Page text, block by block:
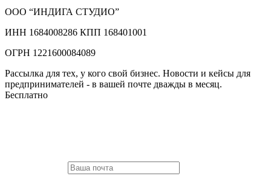
ООО “ИНДИГА СТУДИО”
ИНН 1684008286 КПП 168401001
ОГРН 1221600084089
Рассылка для тех, у кого свой бизнес. Новости и кейсы для
предпринимателей - в вашей почте дважды в месяц.
Бесплатно